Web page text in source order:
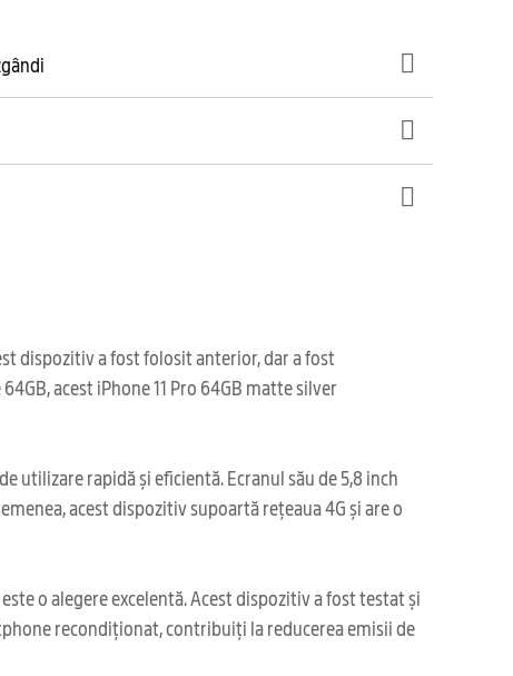
dispozitiv a fost folosit anterior, dar a fost
acest iPhone 11 Pro 64GB matte silver
utilizare rapidă și eficientă. Ecranul său de 5,8 inch
acest dispozitiv supoartă rețeaua 4G și are o
o alegere excelentă. Acest dispozitiv a fost testat și
recondiționat, contribuiți la reducerea emisii de